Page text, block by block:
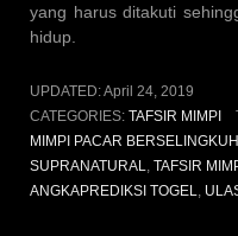
yang harus ditakuti
hidup.
UPDATED:April 24, 2019
CATEGORIES: TAFSIR MIMPI
MIMPI PACAR BERSELINGKUH
SUPRANATURAL
TAFSIR
ANGKAPREDIKSI TOGEL